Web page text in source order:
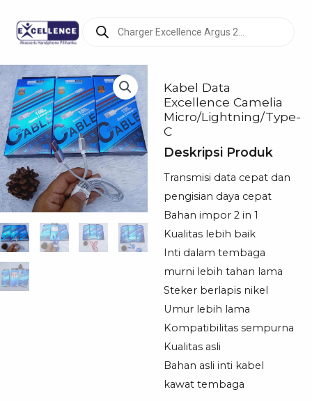
search
Kabel Data
Excellence Camelia
Micro/Lightning/Type-
C
Deskripsi Produk
Transmisi data cepat dan
pengisian daya cepat
Bahan impor 2 in 1
Kualitas lebih baik
Inti dalam tembaga
murni lebih tahan lama
Steker berlapis nikel
Umur lebih lama
Kompatibilitas sempurna
Kualitas asli
Bahan asli inti kabel
kawat tembaga